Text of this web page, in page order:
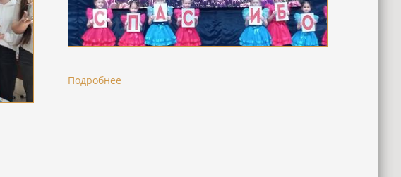
Подробнее